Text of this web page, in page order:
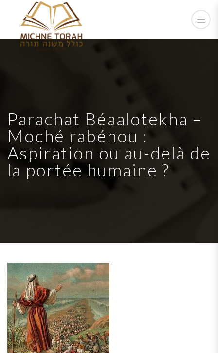
Parachat Béaalotekha –
Moché rabénou :
Aspiration ou au-delà de
la portée humaine ?